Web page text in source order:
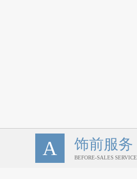
A 饰前服务
BEFORE-SALES SERVICE